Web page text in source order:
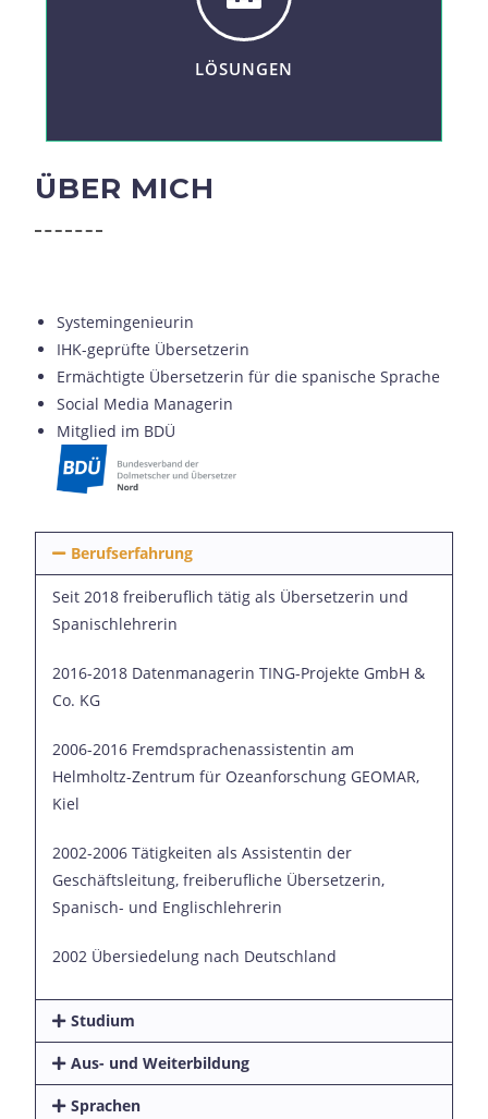
LÖSUNGEN
ÜBER MICH
Systemingenieurin
IHK-geprüfte Übersetzerin
Ermächtigte Übersetzerin für die spanische Sprache
Social Media Managerin
Mitglied im BDÜ
Berufserfahrung
Seit 2018 freiberuflich tätig als Übersetzerin und
Spanischlehrerin
2016-2018 Datenmanagerin TING-Projekte GmbH &
Co. KG
2006-2016 Fremdsprachenassistentin am
Helmholtz-Zentrum für Ozeanforschung GEOMAR,
Kiel
2002-2006 Tätigkeiten als Assistentin der
Geschäftsleitung, freiberufliche Übersetzerin,
Spanisch- und Englischlehrerin
2002 Übersiedelung nach Deutschland
Studium
Aus- und Weiterbildung
Sprachen